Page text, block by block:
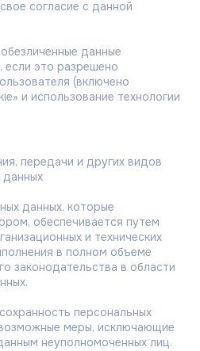
согласие с данной
данные
если это разрешено
(включено
и использование технологии
передачи и других видов
данных
данных, которые
обеспечивается путем
и технических
в полном объеме
законодательства в области
персональных
меры, исключающие
неуполномоченных лиц.